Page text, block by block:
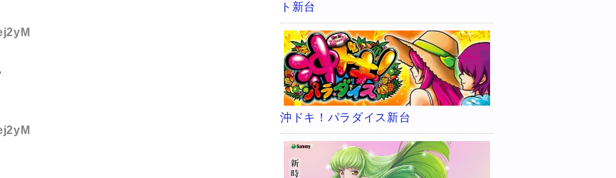
ト新台
沖ドキ！パラダイス新台